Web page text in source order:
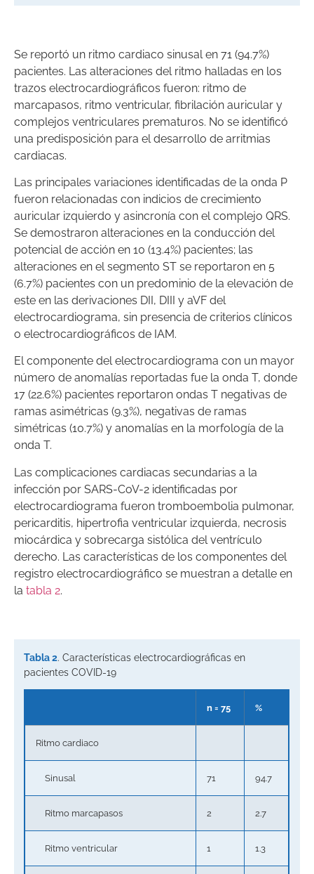
Se reportó un ritmo cardiaco sinusal en 71 (94.7%)
pacientes. Las alteraciones del ritmo halladas en los
trazos electrocardiográficos fueron: ritmo de
marcapasos, ritmo ventricular, fibrilación auricular y
complejos ventriculares prematuros. No se identificó
una predisposición para el desarrollo de arritmias
cardiacas.
Las principales variaciones identificadas de la onda P
fueron relacionadas con indicios de crecimiento
auricular izquierdo y asincronía con el complejo QRS.
Se demostraron alteraciones en la conducción del
potencial de acción en 10 (13.4%) pacientes; las
alteraciones en el segmento ST se reportaron en 5
(6.7%) pacientes con un predominio de la elevación de
este en las derivaciones DII, DIII y aVF del
electrocardiograma, sin presencia de criterios clínicos
o electrocardiográficos de IAM.
El componente del electrocardiograma con un mayor
número de anomalías reportadas fue la onda T, donde
17 (22.6%) pacientes reportaron ondas T negativas de
ramas asimétricas (9.3%), negativas de ramas
simétricas (10.7%) y anomalías en la morfología de la
onda T.
Las complicaciones cardiacas secundarias a la
infección por SARS-CoV-2 identificadas por
electrocardiograma fueron tromboembolia pulmonar,
pericarditis, hipertrofia ventricular izquierda, necrosis
miocárdica y sobrecarga sistólica del ventrículo
derecho. Las características de los componentes del
registro electrocardiográfico se muestran a detalle en
la tabla 2.
Tabla 2. Características electrocardiográficas en
pacientes COVID-19
n = 75 %
Ritmo cardiaco
Sinusal 71 94.7
Ritmo marcapasos 2 2.7
Ritmo ventricular 1 1.3